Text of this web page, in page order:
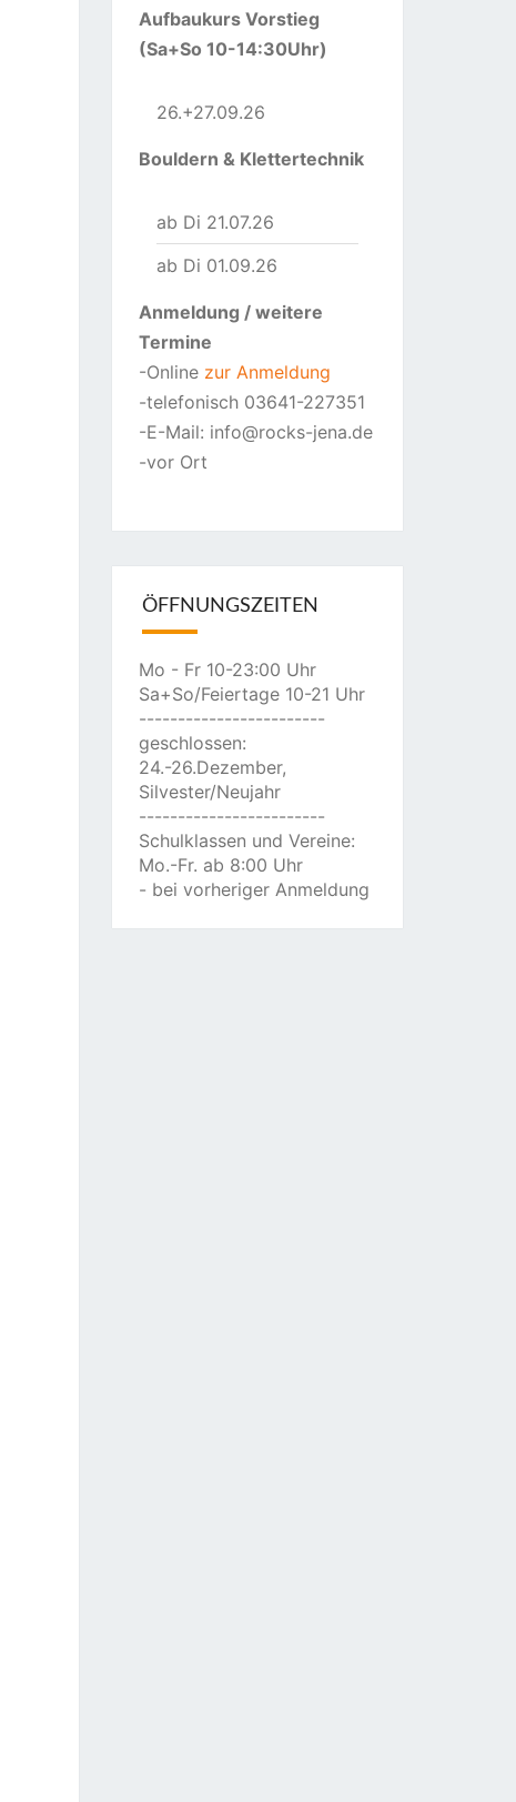
Aufbaukurs Vorstieg
(Sa+So 10-14:30Uhr)
26.+27.09.26
Bouldern & Klettertechnik
ab Di 21.07.26
ab Di 01.09.26
Anmeldung / weitere
Termine
-Online zur Anmeldung
-telefonisch 03641-227351
-E-Mail: info@rocks-jena.de
-vor Ort
ÖFFNUNGSZEITEN
Mo - Fr 10-23:00 Uhr
Sa+So/Feiertage 10-21 Uhr
------------------------
geschlossen:
24.-26.Dezember,
Silvester/Neujahr
------------------------
Schulklassen und Vereine:
Mo.-Fr. ab 8:00 Uhr
- bei vorheriger Anmeldung